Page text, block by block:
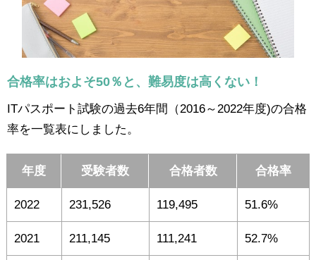
合格率はおよそ50％と、難易度は高くない！
ITパスポート試験の過去6年間（2016～2022年度)の合格
率を一覧表にしました。
年度 受験者数 合格者数 合格率
2022 231,526 119,495 51.6%
2021 211,145 111,241 52.7%